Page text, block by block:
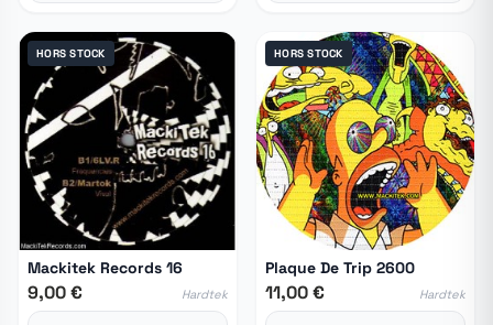
HORS STOCK
Mackitek Records 16
9,00 € Hardtek
HORS STOCK
Plaque De Trip 2600
11,00 € Hardtek